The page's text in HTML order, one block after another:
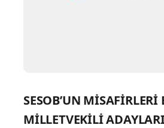
SESOB’UN MİSAFİRLERİ
MİLLETVEKİLİ